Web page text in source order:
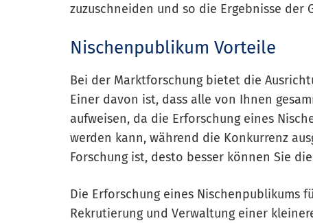
zuzuschneiden und so die Ergebnisse der
Nischenpublikum Vorteile
Bei der Marktforschung bietet die
Einer davon ist, dass alle von Ihnen
aufweisen, da die Erforschung eines
werden kann, während die Konkurrenz
Forschung ist, desto besser können Sie
Die Erforschung eines Nischenpublikums
Rekrutierung und Verwaltung einer